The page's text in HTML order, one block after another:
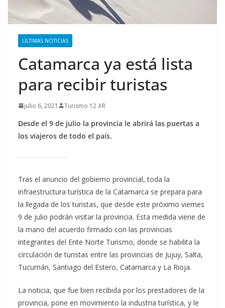
ÚLTIMAS NOTICIAS
Catamarca ya está lista
para recibir turistas
julio 6, 2021 Turismo 12 AR
Desde el 9 de julio la provincia le abrirá las puertas a
los viajeros de todo el país.
Tras el anuncio del gobierno provincial, toda la
infraestructura turística de la Catamarca se prepara para
la llegada de los turistas, que desde este próximo viernes
9 de julio podrán visitar la provincia. Esta medida viene de
la mano del acuerdo firmado con las provincias
integrantes del Ente Norte Turismo, donde se habilita la
circulación de turistas entre las provincias de Jujuy, Salta,
Tucumán, Santiago del Estero, Catamarca y La Rioja.
La noticia, que fue bien recibida por los prestadores de la
provincia, pone en movimiento la industria turística, y le